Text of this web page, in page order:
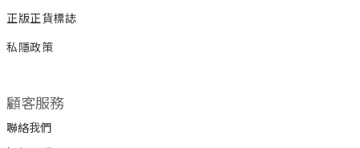
正版正貨標誌
私隱政策
顧客服務
聯絡我們